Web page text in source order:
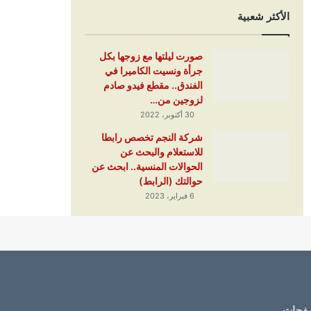
الأكثر شعبية
صورت ليلتها مع زوجها بكل
جرأة ونسيت الكاميرا في
الفندق.. مقطع فيدو صادم
لزوجين من…
30 أكتوبر، 2022
شركة النجم تخصص رابطا
للاستعلام والبحث عن
الحوالات المنسية.. ابحث عن
حوالتك (الرابط)
6 فبراير، 2023